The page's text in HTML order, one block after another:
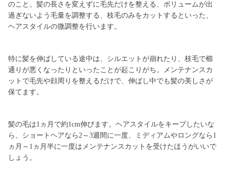
のこと。髪の長さを変えずに毛先だけを整える、ボリュームが出
過ぎないよう毛量を調整する、枝毛のみをカットするといった、
ヘアスタイルの微調整を行います。
特に髪を伸ばしている途中は、シルエットが崩れたり、枝毛で櫛
通りが悪くなったりといったことが起こりがち。メンテナンスカ
ットで毛先や顔周りを整えるだけで、伸ばし中でも髪の美しさが
保てます。
髪の毛は1ヵ月で約1cm伸びます。ヘアスタイルをキープしたいな
ら、ショートヘアなら2～3週間に一度、ミディアムやロングなら1
ヵ月～1ヵ月半に一度はメンテナンスカットを受けたほうがいいで
しょう。